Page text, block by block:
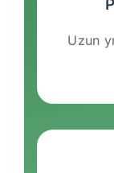
Uzun